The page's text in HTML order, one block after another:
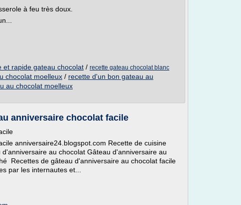
à feu très doux.
et rapide gateau chocolat / recette gateau chocolat blanc
chocolat moelleux / recette d'un bon gateau au
au chocolat moelleux
anniversaire chocolat facile
anniversaire24.blogspot.com Recette de cuisine
au chocolat Gâteau d'anniversaire au
Recettes de gâteau d'anniversaire au chocolat facile
par les internautes et...